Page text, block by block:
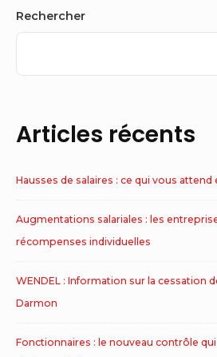
Sidebar
Widget
Area
Rechercher
Articles récents
Hausses de salaires : ce qui vous attend
Augmentations salariales : les
récompenses individuelles
WENDEL : Information sur la cessation
Darmon
Fonctionnaires : le nouveau contrôle